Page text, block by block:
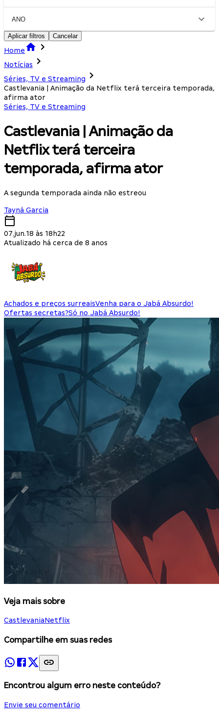
ANO
Aplicar filtros Cancelar
Home
Notícias
Séries, TV e Streaming
Castlevania | Animação da Netflix terá terceira temporada,
afirma ator
Séries, TV e Streaming
Castlevania | Animação da
Netflix terá terceira
temporada, afirma ator
A segunda temporada ainda não estreou
Tayná Garcia
07.jun.18 às 18h22
Atualizado há cerca de 8 anos
Achados e preços surreaisVenha para o Jabá Absurdo!
Ofertas secretas?Só no Jabá Absurdo!
Veja mais sobre
CastlevaniaNetflix
Compartilhe em suas redes
Encontrou algum erro neste conteúdo?
Envie seu comentário